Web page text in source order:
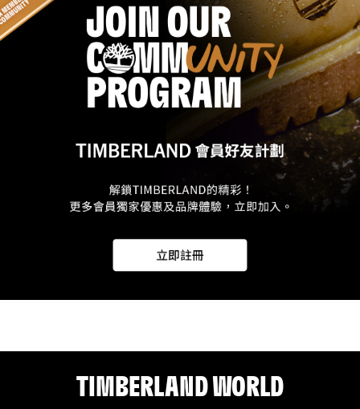
TIMBERLAND WORLD